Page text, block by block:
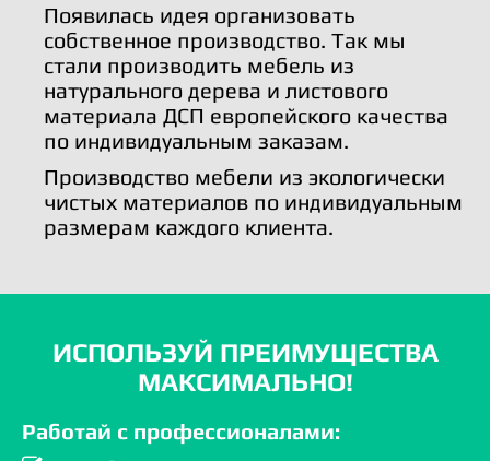
Появилась идея организовать
собственное производство. Так мы
стали производить мебель из
натурального дерева и листового
материала ДСП европейского качества
по индивидуальным заказам.
Производство мебели из экологически
чистых материалов по индивидуальным
размерам каждого клиента.
ИСПОЛЬЗУЙ ПРЕИМУЩЕСТВА
МАКСИМАЛЬНО!
Работай с профессионалами: